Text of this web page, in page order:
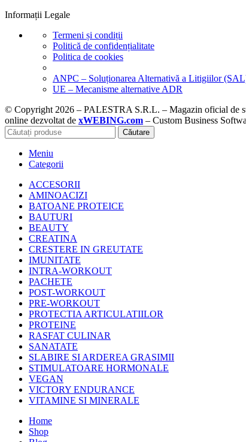
Informații Legale
Termeni și condiții
Politică de confidențialitate
Politica de cookies
ANPC – Soluționarea Alternativă a Litigiilor
UE – Mecanisme alternative ADR
© Copyright 2026 – PALESTRA S.R.L. – Magazin oficial de
online dezvoltat de xWEBING.com – Custom Business
Căutare
Meniu
Categorii
ACCESORII
AMINOACIZI
BATOANE PROTEICE
BAUTURI
BEAUTY
CREATINA
CRESTERE IN GREUTATE
IMUNITATE
INTRA-WORKOUT
PACHETE
POST-WORKOUT
PRE-WORKOUT
PROTECTIA ARTICULATIILOR
PROTEINE
RASFAT CULINAR
SANATATE
SLABIRE SI ARDEREA GRASIMII
STIMULATOARE HORMONALE
VEGAN
VICTORY ENDURANCE
VITAMINE SI MINERALE
Home
Shop